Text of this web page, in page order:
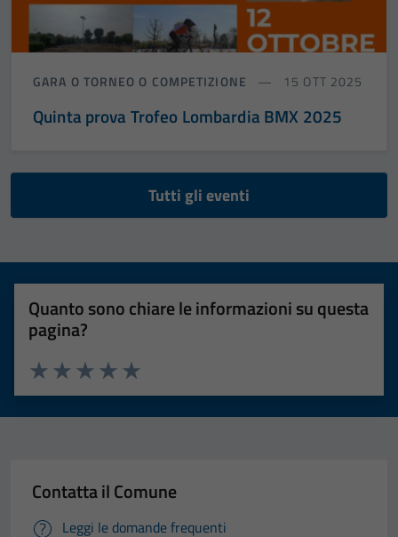
GARA O TORNEO O COMPETIZIONE 15 OTT 2025
Quinta prova Trofeo Lombardia BMX 2025
Tutti gli eventi
Quanto sono chiare le informazioni su questa
pagina?
Valuta 5 stelle su 5
Valuta 4 stelle su 5
Valuta 3 stelle su 5
Valuta 2 stelle su 5
Valuta 1 stelle su 5
Contatta il Comune
Leggi le domande frequenti